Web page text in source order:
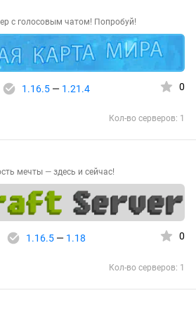
с голосовым чатом! Попробуй!
1.16.5— 1.21.4 0
Кол-во серверов: 1
мечты — здесь и сейчас!
1.16.5— 1.18 0
Кол-во серверов: 1